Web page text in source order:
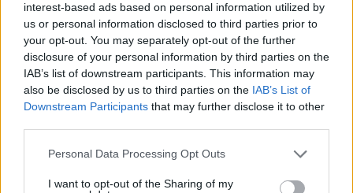
interest-based ads based on personal information utilized by
us or personal information disclosed to third parties prior to
your opt-out. You may separately opt-out of the further
disclosure of your personal information by third parties on the
IAB’s list of downstream participants. This information may
also be disclosed by us to third parties on the IAB’s List of
Downstream Participants that may further disclose it to other
Please note that this website/app uses one or more Google
not limited to your visit or usage behaviour. You may click to
Personal Data Processing Opt Outs
I want to opt-out of the Sharing of my
ΔΕΙΤΕ ΟΛΕΣ ΤΙΣ ΕΙΔΗΣΕΙΣ
ΤΑ ΠΙΟ ΔΗΜΟΦΙΛΗ